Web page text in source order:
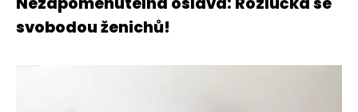
svobodou ženichů!